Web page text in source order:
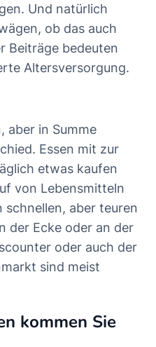
Und natürlich
ob das auch
Beiträge bedeuten
Altersversorgung.
aber in Summe
Essen mit zur
etwas kaufen
von Lebensmitteln
schnellen, aber teuren
der Ecke oder an der
oder auch der
sind meist
kommen Sie